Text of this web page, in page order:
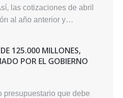
las cotizaciones de abril
al año anterior y…
125.000 MILLONES,
POR EL GOBIERNO
presupuestario que debe